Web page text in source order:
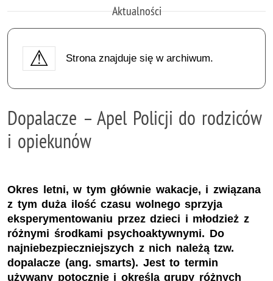
Aktualności
Strona znajduje się w archiwum.
Dopalacze – Apel Policji do rodziców
i opiekunów
Okres letni, w tym głównie wakacje, i związana
z tym duża ilość czasu wolnego sprzyja
eksperymentowaniu przez dzieci i młodzież z
różnymi środkami psychoaktywnymi. Do
najniebezpieczniejszych z nich należą tzw.
dopalacze (ang. smarts). Jest to termin
używany potocznie i określa grupy różnych